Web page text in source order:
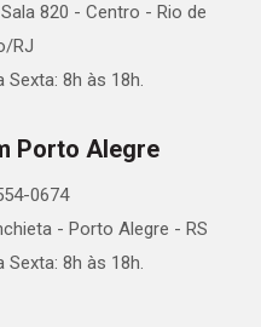
820 - Centro - Rio de
RJ
Sexta: 8h às 18h.
Porto Alegre
0674
- Porto Alegre - RS
Sexta: 8h às 18h.